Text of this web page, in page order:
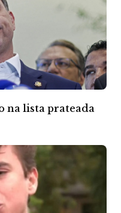
na lista prateada